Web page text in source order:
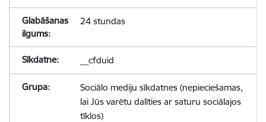
24 stundas
__cfduid
Sociālo mediju sīkdatnes (nepieciešamas,
lai Jūs varētu dalīties ar saturu sociālajos
tīklos)